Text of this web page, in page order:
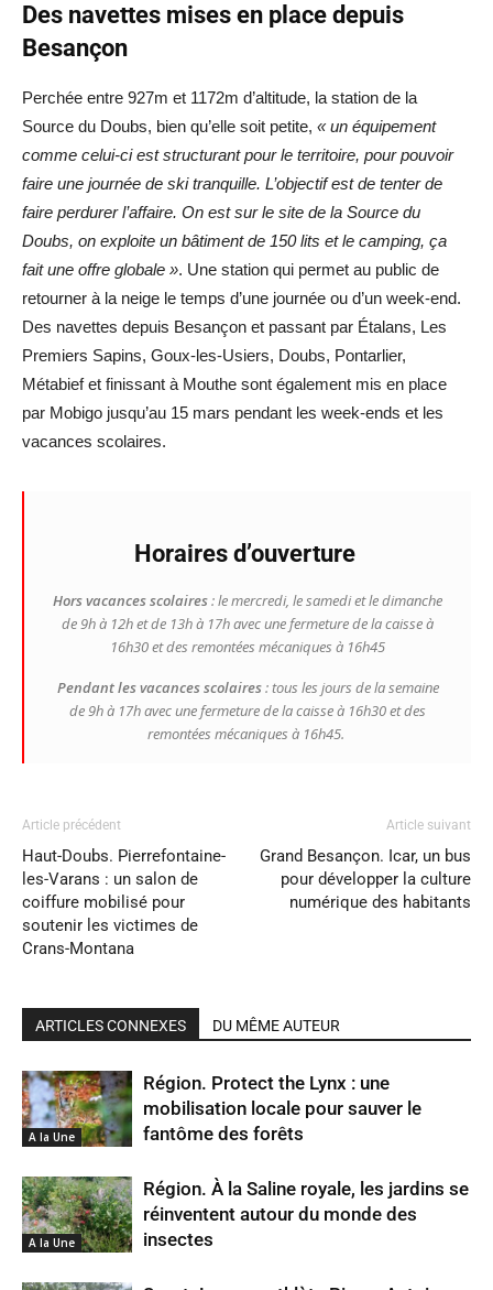
Des navettes mises en place depuis
Besançon
Perchée entre 927m et 1172m d’altitude, la station de la
Source du Doubs, bien qu’elle soit petite, « un équipement
comme celui-ci est structurant pour le territoire, pour pouvoir
faire une journée de ski tranquille. L’objectif est de tenter de
faire perdurer l’affaire. On est sur le site de la Source du
Doubs, on exploite un bâtiment de 150 lits et le camping, ça
fait une offre globale ». Une station qui permet au public de
retourner à la neige le temps d’une journée ou d’un week-end.
Des navettes depuis Besançon et passant par Étalans, Les
Premiers Sapins, Goux-les-Usiers, Doubs, Pontarlier,
Métabief et finissant à Mouthe sont également mis en place
par Mobigo jusqu’au 15 mars pendant les week-ends et les
vacances scolaires.
Horaires d’ouverture
Hors vacances scolaires: le mercredi, le samedi et le dimanche
de 9h à 12h et de 13h à 17h avec une fermeture de la caisse à
16h30 et des remontées mécaniques à 16h45
Pendant les vacances scolaires: tous les jours de la semaine
de 9h à 17h avec une fermeture de la caisse à 16h30 et des
remontées mécaniques à 16h45.
Article précédent
Haut-Doubs. Pierrefontaine-
les-Varans : un salon de
coiffure mobilisé pour
soutenir les victimes de
Crans-Montana
Article suivant
Grand Besançon. Icar, un bus
pour développer la culture
numérique des habitants
ARTICLES CONNEXES DU MÊME AUTEUR
A la Une
Région. Protect the Lynx : une
mobilisation locale pour sauver le
fantôme des forêts
A la Une
Région. À la Saline royale, les jardins se
réinventent autour du monde des
insectes